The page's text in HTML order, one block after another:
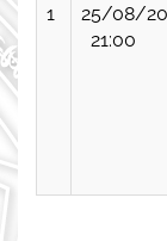
1
25/08/
21:00